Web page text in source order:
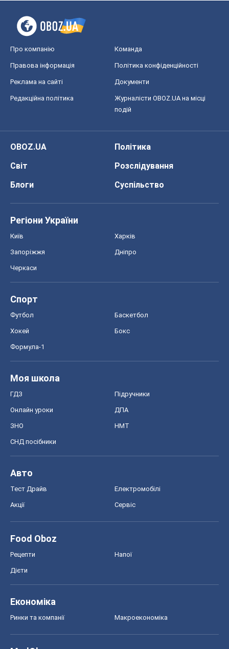
Про компанію Команда
Правова інформація Політика конфіденційності
Реклама на сайті Документи
Редакційна політика
Журналісти OBOZ.UA на місці
подій
OBOZ.UA
Політика
Світ
Розслідування
Блоги
Суспільство
Регіони України
Київ Харків
Запоріжжя Дніпро
Черкаси
Спорт
Футбол Баскетбол
Хокей Бокс
Формула-1
Моя школа
ГДЗ Підручники
Онлайн уроки ДПА
ЗНО НМТ
СНД посібники
Авто
Тест Драйв Електромобілі
Акції Сервіс
Food Oboz
Рецепти Напої
Дієти
Економіка
Ринки та компанії Макроекономіка